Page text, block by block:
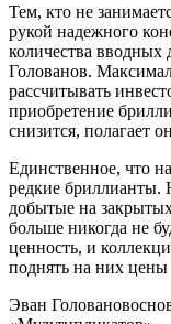
Тем, кто не
рукой надежного
количества
Голованов.
рассчитывать
приобретение
снизится, полагает
Единственное, что
редкие бриллианты.
добытые на
больше никогда не
ценность, и
поднять на них цены
Эван